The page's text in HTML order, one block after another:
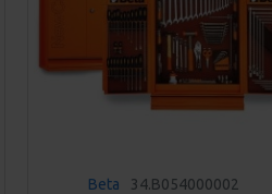
Beta 34.B054000002